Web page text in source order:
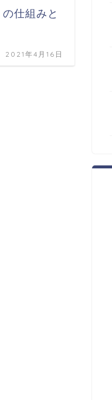
仕組みと
2021年4月16日